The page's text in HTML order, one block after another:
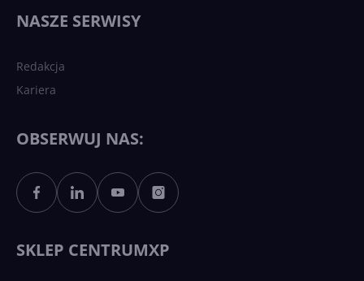
Sztuczna inteligencja po
polsku. Dość barier
NASZE SERWISY
Redakcja
Kariera
OBSERWUJ NAS:
SKLEP CENTRUMXP